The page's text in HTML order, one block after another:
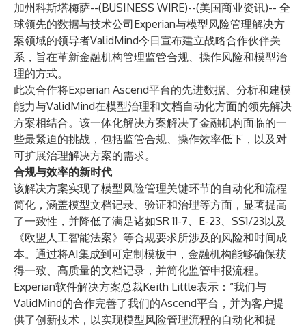
加州科斯塔梅萨--(BUSINESS WIRE)--(美国商业资讯)-- 全
球领先的数据与技术公司Experian与模型风险管理解决方
案领域的领导者ValidMind今日宣布建立战略合作伙伴关
系，旨在革新金融机构管理监管合规、操作风险和模型治
理的方式。
此次合作将Experian Ascend平台的先进数据、分析和建模
能力与ValidMind在模型治理和文档自动化方面的领先解决
方案相结合。该一体化解决方案解决了金融机构面临的一
些最紧迫的挑战，包括监管合规、操作效率低下，以及对
可扩展治理解决方案的需求。
合规与效率的新时代
该解决方案实现了模型风险管理关键环节的自动化和流程
简化，涵盖模型文档记录、验证和治理等方面，显著提高
了一致性，并降低了满足诸如SR 11-7、E-23、SS1/23以及
《欧盟人工智能法案》等合规要求所涉及的风险和时间成
本。通过将AI集成到可定制模板中，金融机构能够确保获
得一致、高质量的文档记录，并简化监管申报流程。
Experian软件解决方案总裁Keith Little表示：“我们与
ValidMind的合作完善了我们的Ascend平台，并为客户提
供了创新技术，以实现模型风险管理流程的自动化和提